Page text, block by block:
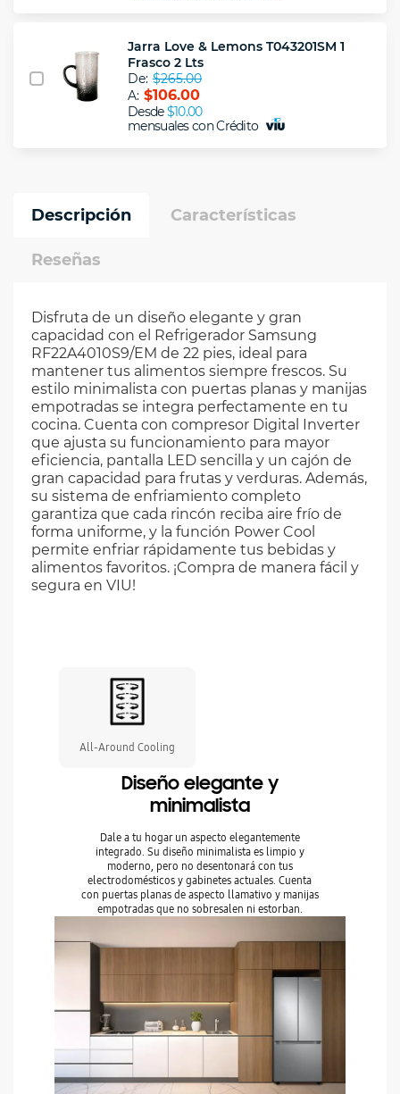
Jarra Love & Lemons T043201SM 1
Frasco 2 Lts
De: $265.00
A: $106.00
Desde$10.00
mensuales con Crédito
Descripción Características
Reseñas
Disfruta de un diseño elegante y gran
capacidad con el Refrigerador Samsung
RF22A4010S9/EM de 22 pies, ideal para
mantener tus alimentos siempre frescos. Su
estilo minimalista con puertas planas y manijas
empotradas se integra perfectamente en tu
cocina. Cuenta con compresor Digital Inverter
que ajusta su funcionamiento para mayor
eficiencia, pantalla LED sencilla y un cajón de
gran capacidad para frutas y verduras. Además,
su sistema de enfriamiento completo
garantiza que cada rincón reciba aire frío de
forma uniforme, y la función Power Cool
permite enfriar rápidamente tus bebidas y
alimentos favoritos. ¡Compra de manera fácil y
segura en VIU!
All-Around Cooling
Diseño elegante y
minimalista
Dale a tu hogar un aspecto elegantemente
integrado. Su diseño minimalista es limpio y
moderno, pero no desentonará con tus
electrodomésticos y gabinetes actuales. Cuenta
con puertas planas de aspecto llamativo y manijas
empotradas que no sobresalen ni estorban.